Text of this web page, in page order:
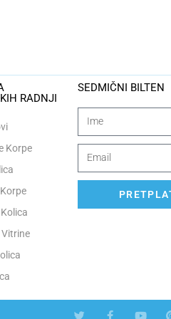
RADNJI
Korpe
Vitrine
SEDMIČNI BILTEN